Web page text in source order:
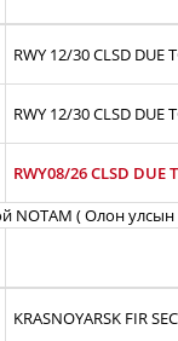
RWY 12/30 CLSD DUE
RWY 12/30 CLSD DUE
RWY08/26 CLSD DUE
NOTAM ( Олон улсын
KRASNOYARSK FIR